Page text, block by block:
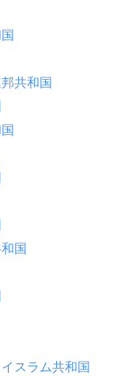
共和国
国
スラム共和国